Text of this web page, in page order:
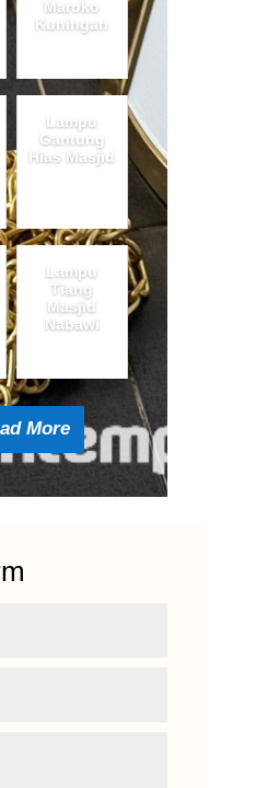
Maroko
Kuningan
Lampu
Gantung
Hias Masjid
Lampu
Tiang
Masjid
Nabawi
More